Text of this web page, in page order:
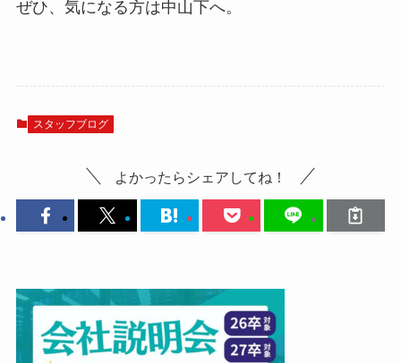
ぜひ、気になる方は中山下へ。
スタッフブログ
よかったらシェアしてね！